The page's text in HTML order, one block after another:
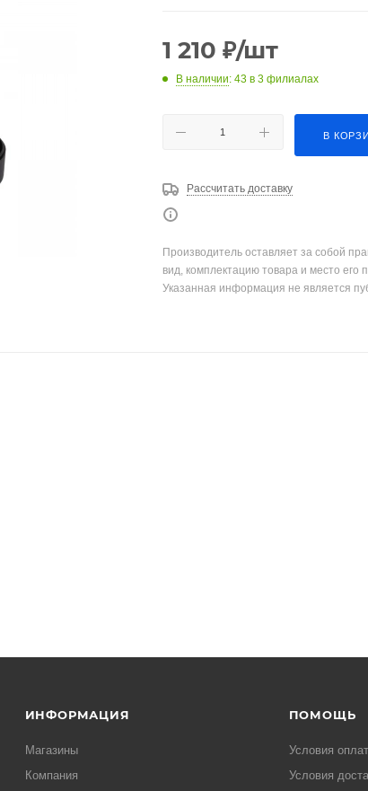
1 210 ₽/шт
В наличии: 43 в 3 филиалах
В
Рассчитать доставку
Производитель оставляет за собой
вид, комплектацию товара и место его
Указанная информация не является
ИНФОРМАЦИЯ
Магазины
Компания
ПОМОЩЬ
Условия
Условия